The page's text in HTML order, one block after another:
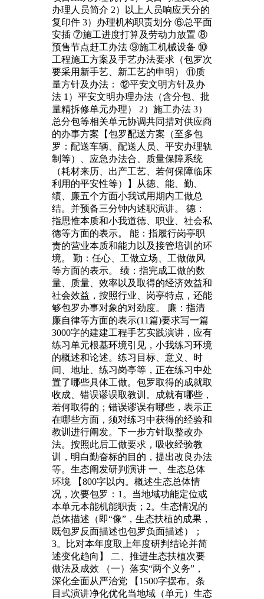
办理人员简介 2）以上人员响应天分的
复印件 3）办理机构职责划分 ⑥总平面
安插 ⑦施工进度打算及劳动力放置 ⑧
预售节点赶工办法 ⑨施工机械设备 ⑩
工程施工方案及手艺办法要求（包罗次
要采用新手艺、新工艺的申明） ⑪质
量方针及办法： ⑫平安文明方针及办
法 1）平安文明办理办法（含分包、批
量精拆修单元办理） 2）施工办法 3）
总分包等相关单元协调共同措对供应商
的办事方案【包罗配送方案（至多包
罗：配送车辆、配送人员、平安办理轨
制等）、应急办法合、质量保障系统
（耗材来历、出产工艺、若何保障临床
利用的平安性等）】从德、能、勤、
绩、廉五个方面小我试用期内工做总
结。并预备三分钟内述职演讲。 德：
指思惟本质和小我道德、职业、社会私
德等方面的表示。 能：指履行岗亭职
责的营业本质和能力以及接管培训的环
境。 勤：任心、工做立场、工做做风
等方面的表示。 绩：指完成工做的数
量、质量、效率以及取得的经济效益和
社会效益，按照行业、岗亭特点，还能
够包罗办事对象的对劲度。 廉：指清
廉自律等方面的表示(11篇)要求写一篇
3000字的建建工程手艺实践演讲，应有
练习单元根基环境引见，小我练习环境
的概述和论述。练习目标、意义、时
间、地址、练习岗亭等，正在练习中处
置了哪些具体工做。包罗取得的成就取
收成、错误谬误取教训。成就有哪些，
若何取得的；错误谬误有哪些，表示正
在哪些方面，须对练习中获得的经验和
教训进行阐发。下一步方针取整改办
法。按照此后工做要求，吸收经验教
训，明白勤奋标的目的，提出改良办法
等。生态阐发研判演讲 一、生态总体
环境 【800字以内。概述生态总体情
况，次要包罗：1。当地域功能定位或
本单元本能机能职责；2。生态情况的
总体描述（即“像”，生态扶植的成果，
既包罗反面描述也包罗负面描述）；
3。比对本年度取上年度研判结论并简
述变化趋向】 二、推进生态扶植次要
做法及成效 （一）落实“两个义务”，
深化全面从严治党 【1500字摆布。条
目式演讲净化优化当地域（单元）生态